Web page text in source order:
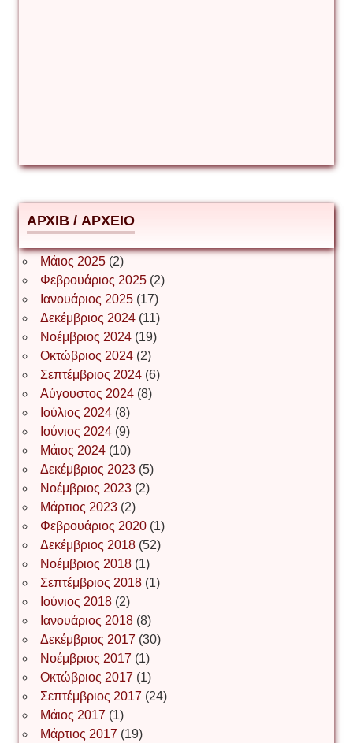
Δημήτριος Ζακοντινός
ΕΥΑΓΓΕΛΟΣ ΜΩΚΟΣ
Ιωάννης Σ. Παπαφλωράτος
ΝΙΚΟΣ ΓΑΤΟΣ
Νίκος Λυγερός
Іван Буртик
Іван Наконечний
Інга Короткевич
Ірина Ключковська
Ірина Наконечна
АРХІВ / ΑΡΧΕΙΟ
Μάιος 2025(2)
Φεβρουάριος 2025(2)
Ιανουάριος 2025(17)
Δεκέμβριος 2024(11)
Νοέμβριος 2024(19)
Οκτώβριος 2024(2)
Σεπτέμβριος 2024(6)
Αύγουστος 2024(8)
Ιούλιος 2024(8)
Ιούνιος 2024(9)
Μάιος 2024(10)
Δεκέμβριος 2023(5)
Νοέμβριος 2023(2)
Μάρτιος 2023(2)
Φεβρουάριος 2020(1)
Δεκέμβριος 2018(52)
Νοέμβριος 2018(1)
Σεπτέμβριος 2018(1)
Ιούνιος 2018(2)
Ιανουάριος 2018(8)
Δεκέμβριος 2017 (30)
Νοέμβριος 2017 (1)
Οκτώβριος 2017 (1)
Σεπτέμβριος 2017 (24)
Μάιος 2017 (1)
Μάρτιος 2017 (19)